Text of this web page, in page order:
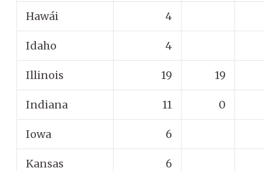
Hawái 4
Idaho 4
Illinois 19 19
Indiana 11 0
Iowa 6
Kansas 6